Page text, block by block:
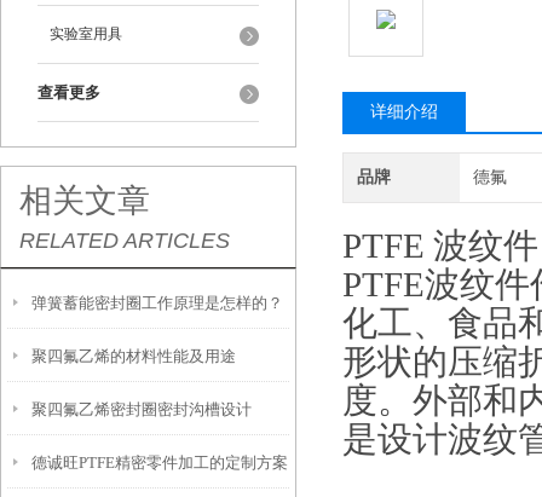
实验室用具
查看更多
相关文章
RELATED ARTICLES
弹簧蓄能密封圈工作原理是怎样的？
聚四氟乙烯的材料性能及用途
聚四氟乙烯密封圈密封沟槽设计
德诚旺PTFE精密零件加工的定制方案
详细介绍
品牌 德氟
PTFE 波纹件
PTFE波纹
化工、食品
形状的压缩
度。外部和
是设计波纹